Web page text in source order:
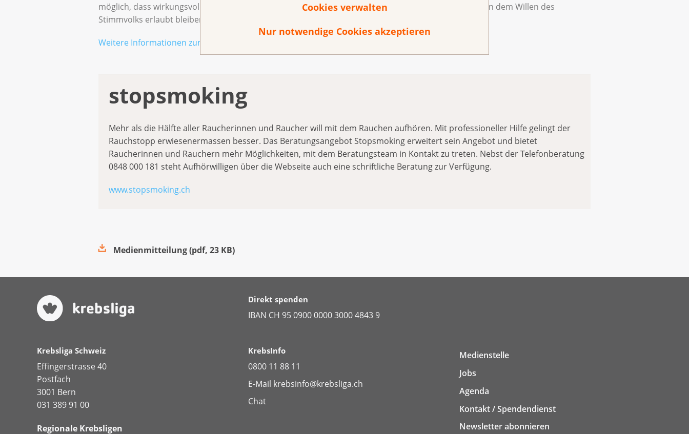
Cookies verwalten
Nur notwendige Cookies akzeptieren
möglich, dass wirkungsvolle Werbemassnahmen wie mobile Verkaufsförderung auch künftig entgegen dem Willen des
Stimmvolks erlaubt bleiben.
Weitere Informationen zum Thema «Nichtrauchen»
stopsmoking
Mehr als die Hälfte aller Raucherinnen und Raucher will mit dem Rauchen aufhören. Mit professioneller Hilfe gelingt der
Rauchstopp erwiesenermassen besser. Das Beratungsangebot Stopsmoking erweitert sein Angebot und bietet
Raucherinnen und Rauchern mehr Möglichkeiten, mit dem Beratungsteam in Kontakt zu treten. Nebst der Telefonberatung
0848 000 181 steht Aufhörwilligen über die Webseite auch eine schriftliche Beratung zur Verfügung.
www.stopsmoking.ch
Medienmitteilung(pdf, 23 KB)
Direkt spenden
IBAN CH 95 0900 0000 3000 4843 9
Krebsliga Schweiz
Effingerstrasse 40
Postfach
3001 Bern
031 389 91 00
Regionale Krebsligen
KrebsInfo
0800 11 88 11
E-Mail krebsinfo@krebsliga.ch
Chat
Medienstelle
Jobs
Agenda
Kontakt / Spendendienst
Newsletter abonnieren